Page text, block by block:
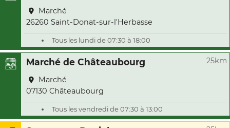
Marché
26260 Saint-Donat-sur-l'Herbasse
Tous les lundi de 07:30 à 18:00
Marché de Châteaubourg 25km
Marché
07130 Châteaubourg
Tous les vendredi de 07:30 à 13:00